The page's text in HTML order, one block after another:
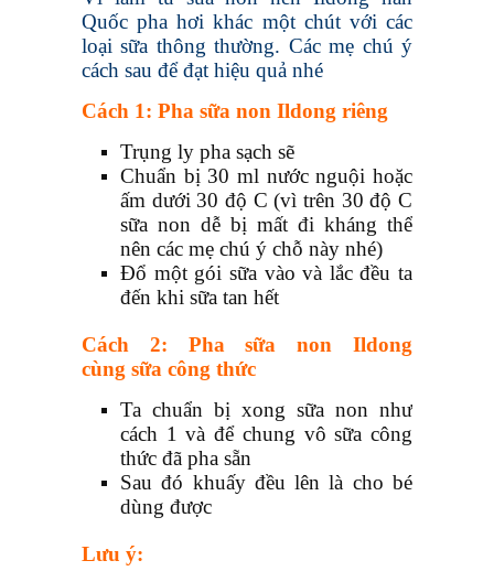
Quốc pha hơi khác một chút với các
loại sữa thông thường. Các mẹ chú ý
cách sau để đạt hiệu quả nhé
Cách 1: Pha sữa non Ildong riêng
Trụng ly pha sạch sẽ
Chuẩn bị 30 ml nước nguội hoặc
ấm dưới 30 độ C (vì trên 30 độ C
sữa non dễ bị mất đi kháng thể
nên các mẹ chú ý chỗ này nhé)
Đổ một gói sữa vào và lắc đều ta
đến khi sữa tan hết
Cách 2: Pha sữa non Ildong
cùng sữa công thức
Ta chuẩn bị xong sữa non như
cách 1 và để chung vô sữa công
thức đã pha sẵn
Sau đó khuấy đều lên là cho bé
dùng được
Lưu ý: